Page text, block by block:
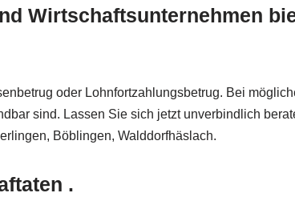
Wirtschaftsunternehmen
oder Lohnfortzahlungsbetrug. Bei
sind. Lassen Sie sich jetzt unverbindlich
Böblingen, Walddorfhäslach.
.